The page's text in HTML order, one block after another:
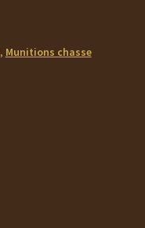
, Munitions chasse